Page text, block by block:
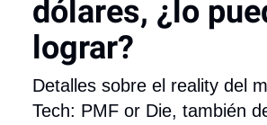
dólares, ¿lo
lograr?
Detalles sobre el reality del
Tech: PMF or Die, también